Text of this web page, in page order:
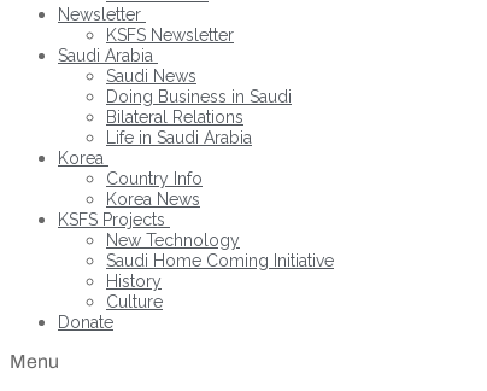
Newsletter
KSFS Newsletter
Saudi Arabia
Saudi News
Doing Business in Saudi
Bilateral Relations
Life in Saudi Arabia
Korea
Country Info
Korea News
KSFS Projects
New Technology
Saudi Home Coming Initiative
History
Culture
Donate
Menu